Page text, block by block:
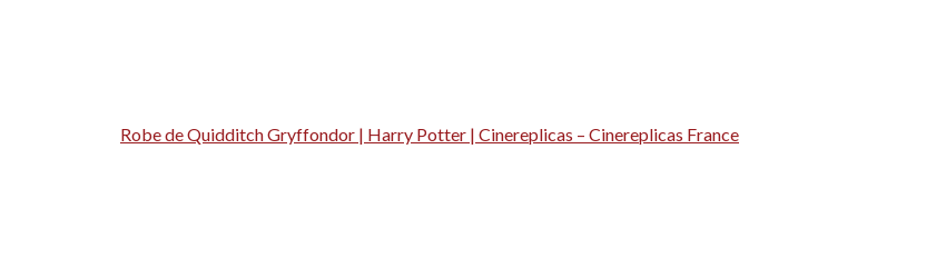
Robe de Quidditch Gryffondor | Harry Potter | Cinereplicas – Cinereplicas France